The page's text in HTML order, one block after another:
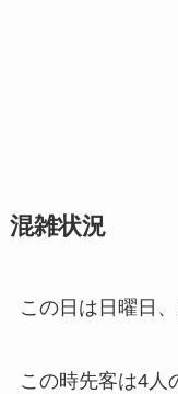
混雑状況
この日は日曜日
この時先客は4人